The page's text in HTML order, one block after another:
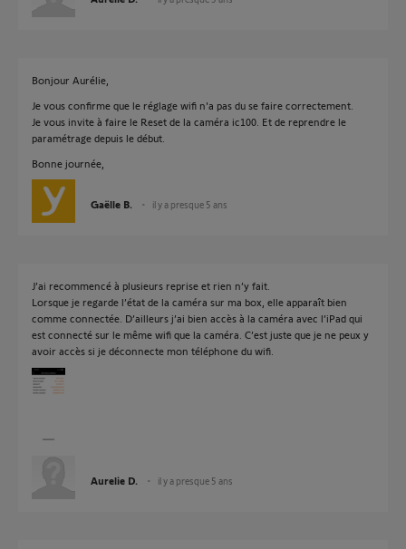
Bonjour Aurélie,
Je vous confirme que le réglage wifi n'a pas du se faire correctement.
Je vous invite à faire le Reset de la caméra ic100. Et de reprendre le
paramétrage depuis le début.
Bonne journée,
Gaëlle B. il y a presque 5 ans
J’ai recommencé à plusieurs reprise et rien n’y fait.
Lorsque je regarde l’état de la caméra sur ma box, elle apparaît bien
comme connectée. D’ailleurs j’ai bien accès à la caméra avec l’iPad qui
est connecté sur le même wifi que la caméra. C’est juste que je ne peux y
avoir accès si je déconnecte mon téléphone du wifi.
Aurelie D. il y a presque 5 ans